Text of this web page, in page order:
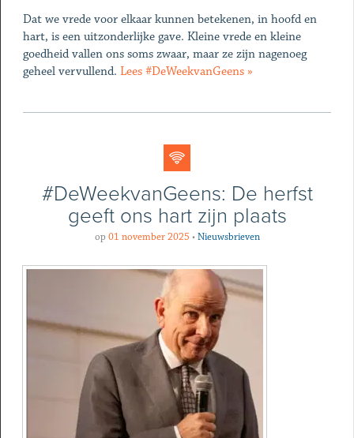
Dat we vrede voor elkaar kunnen betekenen, in hoofd en
hart, is een uitzonderlijke gave. Kleine vrede en kleine
goedheid vallen ons soms zwaar, maar ze zijn nagenoeg
geheel vervullend. Lees #DeWeekvanGeens »
#DeWeekvanGeens: De herfst
geeft ons hart zijn plaats
op 01 november 2025 • Nieuwsbrieven